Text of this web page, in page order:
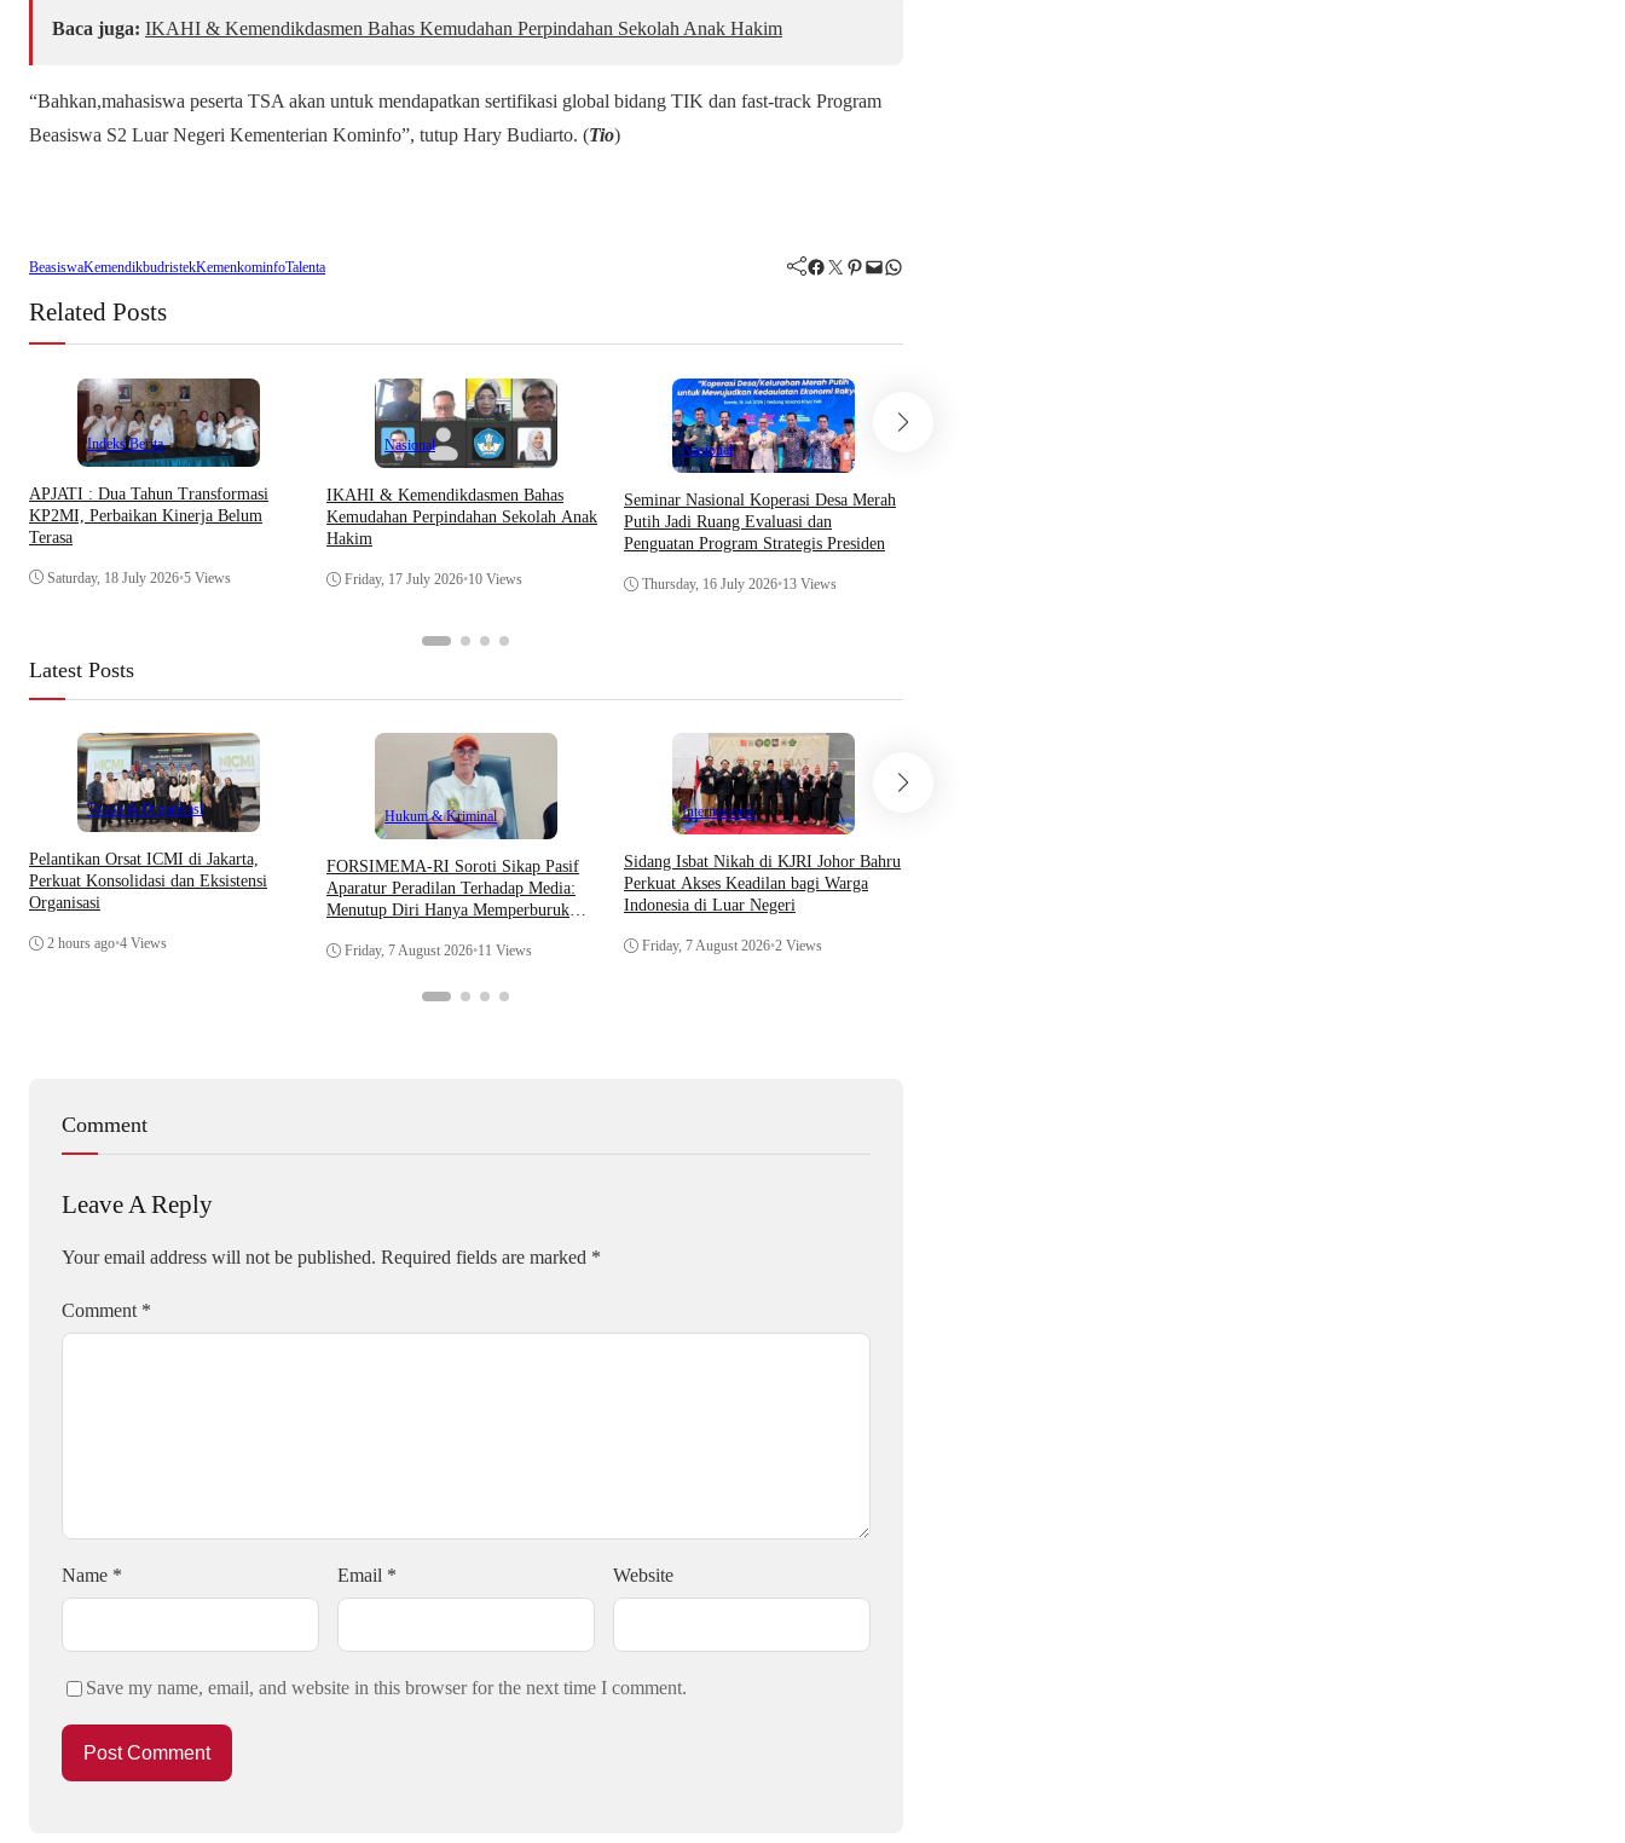
Baca juga: IKAHI & Kemendikdasmen Bahas Kemudahan Perpindahan Sekolah Anak Hakim
“Bahkan,mahasiswa peserta TSA akan untuk mendapatkan sertifikasi global bidang TIK dan fast-track Program
Beasiswa S2 Luar Negeri Kementerian Kominfo”, tutup Hary Budiarto. (Tio)
BeasiswaKemendikbudristekKemenkominfoTalenta Facebook Twitter Pinterest Mail WhatsApp
Related Posts
Indeks Berita
APJATI : Dua Tahun Transformasi
KP2MI, Perbaikan Kinerja Belum
Terasa
Saturday, 18 July 2026•5 Views
Nasional
IKAHI & Kemendikdasmen Bahas
Kemudahan Perpindahan Sekolah Anak
Hakim
Friday, 17 July 2026•10 Views
Nasional
Seminar Nasional Koperasi Desa Merah
Putih Jadi Ruang Evaluasi dan
Penguatan Program Strategis Presiden
Thursday, 16 July 2026•13 Views
Latest Posts
Tokoh & Organisasi
Pelantikan Orsat ICMI di Jakarta,
Perkuat Konsolidasi dan Eksistensi
Organisasi
2 hours ago•4 Views
Hukum & Kriminal
​FORSIMEMA-RI Soroti Sikap Pasif
Aparatur Peradilan Terhadap Media:
Menutup Diri Hanya Memperburuk
Friday, 7 August 2026•11 Views
Internasional
Sidang Isbat Nikah di KJRI Johor Bahru
Perkuat Akses Keadilan bagi Warga
Indonesia di Luar Negeri
Friday, 7 August 2026•2 Views
Comment
Leave A Reply
Your email address will not be published. Required fields are marked *
Comment *
Name * Email * Website
Save my name, email, and website in this browser for the next time I comment.